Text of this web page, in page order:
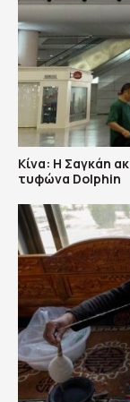
Κίνα: Η Σαγκάη
τυφώνα Dolphin